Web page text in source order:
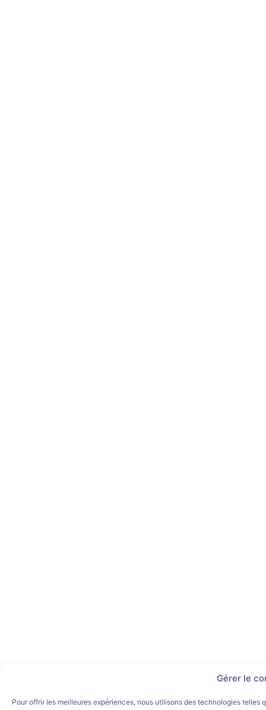
Gérer le
Pour offrir les meilleures expériences, nous utilisons des technologies